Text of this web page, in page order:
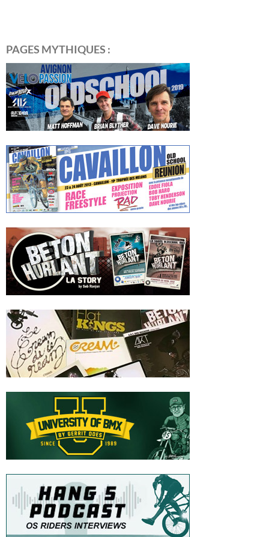
PAGES MYTHIQUES :